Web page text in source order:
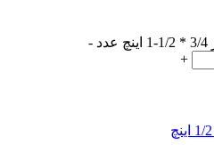
-
+